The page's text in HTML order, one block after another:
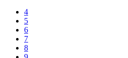
4
5
6
7
8